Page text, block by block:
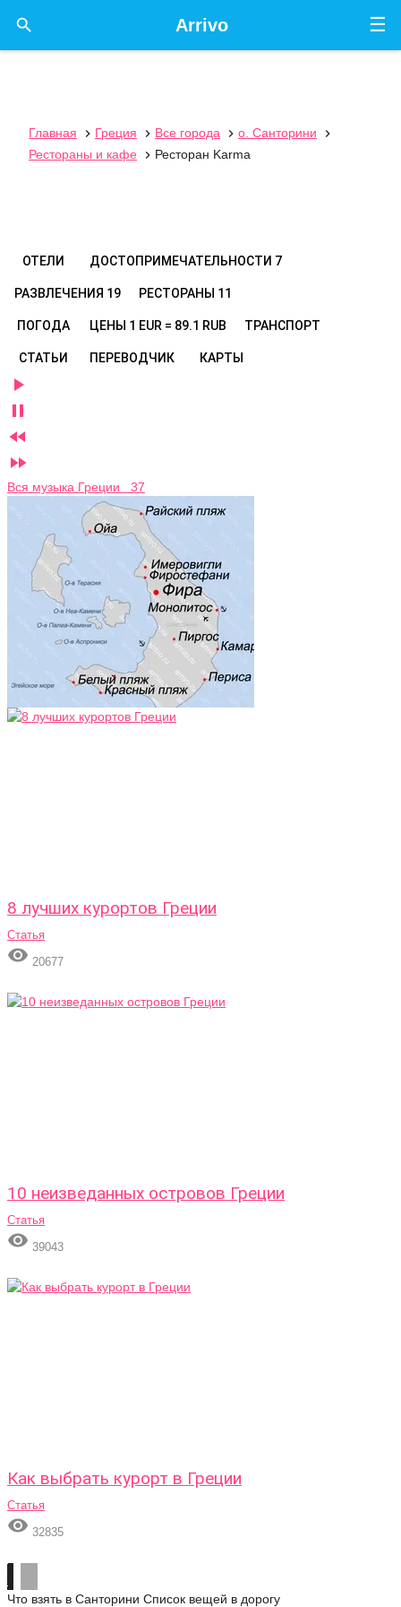
☰
Arrivo

Главная  Греция  Все города  о. Санторини

Рестораны и кафе
 Ресторан Karma
ОТЕЛИ ДОСТОПРИМЕЧАТЕЛЬНОСТИ 7
РАЗВЛЕЧЕНИЯ 19 РЕСТОРАНЫ 11
ПОГОДА ЦЕНЫ 1 EUR = 89.1 RUB ТРАНСПОРТ
СТАТЬИ ПЕРЕВОДЧИК КАРТЫ




Вся музыка Греции 37
8 лучших курортов Греции
Статья
 20677
10 неизведанных островов Греции
Статья
 39043
Как выбрать курорт в Греции
Статья
 32835
Что взять в Санторини Список вещей в дорогу